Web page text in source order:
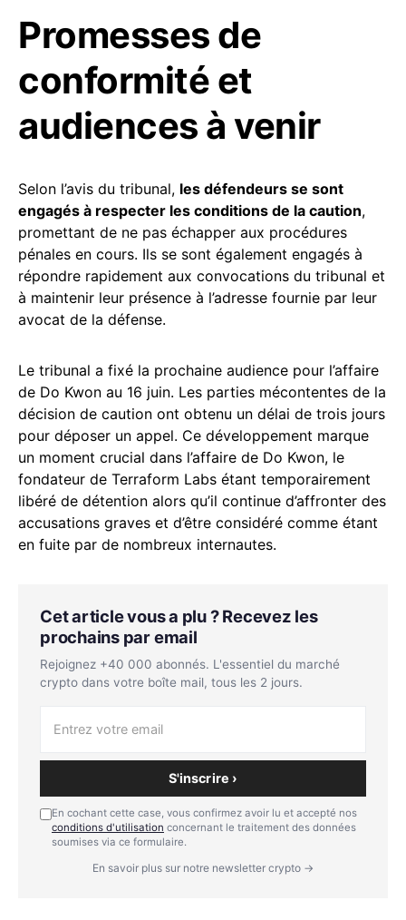
Promesses de
conformité et
audiences à venir
Selon l’avis du tribunal, les défendeurs se sont
engagés à respecter les conditions de la caution,
promettant de ne pas échapper aux procédures
pénales en cours. Ils se sont également engagés à
répondre rapidement aux convocations du tribunal et
à maintenir leur présence à l’adresse fournie par leur
avocat de la défense.
Le tribunal a fixé la prochaine audience pour l’affaire
de Do Kwon au 16 juin. Les parties mécontentes de la
décision de caution ont obtenu un délai de trois jours
pour déposer un appel. Ce développement marque
un moment crucial dans l’affaire de Do Kwon, le
fondateur de Terraform Labs étant temporairement
libéré de détention alors qu’il continue d’affronter des
accusations graves et d’être considéré comme étant
en fuite par de nombreux internautes.
Cet article vous a plu ? Recevez les
prochains par email
Rejoignez +40 000 abonnés. L'essentiel du marché
crypto dans votre boîte mail, tous les 2 jours.
S'inscrire ›
En cochant cette case, vous confirmez avoir lu et accepté nos
conditions d'utilisation concernant le traitement des données
soumises via ce formulaire.
En savoir plus sur notre newsletter crypto →